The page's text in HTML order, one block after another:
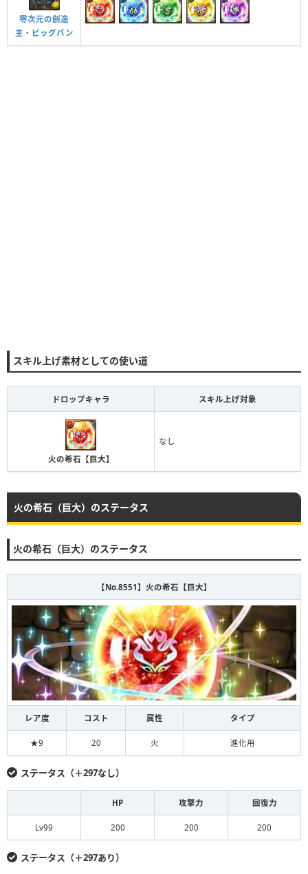
零次元の創造
主・ビッグバン
スキル上げ素材としての使い道
ドロップキャラ スキル上げ対象
火の希石【巨大】
なし
火の希石（巨大）のステータス
火の希石（巨大）のステータス
【No.8551】火の希石【巨大】
レア度 コスト 属性 タイプ
★9 20 火 進化用
ステータス（＋297なし）
HP 攻撃力 回復力
Lv99 200 200 200
ステータス（＋297あり）